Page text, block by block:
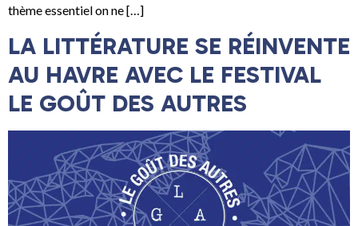
thème essentiel on ne […]
LA LITTÉRATURE SE RÉINVENTE
AU HAVRE AVEC LE FESTIVAL
LE GOÛT DES AUTRES